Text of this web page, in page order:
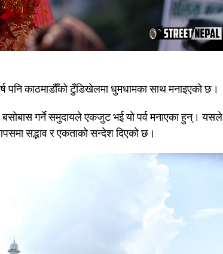
पनि काठमाडौँको टुँडिखेलमा धुमधामका साथ मनाइएको छ।
गर्ने समुदायले एकजुट भई यो पर्व मनाएका हुन्। यसले
सद्भाव र एकताको सन्देश दिएको छ।